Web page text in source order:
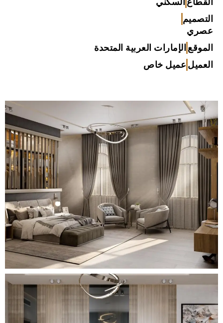
التصميم
عصري
الموقع الإمارات العربية المتحدة
العميل عميل خاص